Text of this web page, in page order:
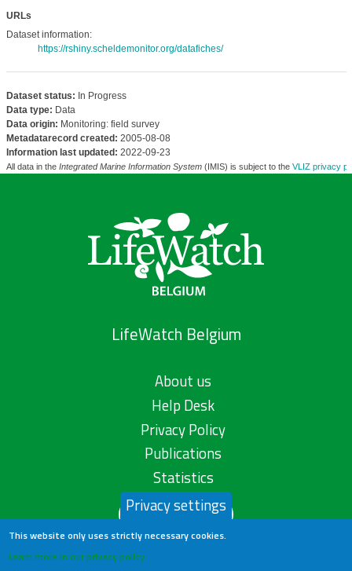
URLs
Dataset information:
https://rshiny.scheldemonitor.org/datafiches/
Dataset status: In Progress
Data type: Data
Data origin: Monitoring: field survey
Metadatarecord created: 2005-08-08
Information last updated: 2022-09-23
All data in the Integrated Marine Information System(IMIS) is subject to the VLIZ privacy
LifeWatch Belgium
About us
Help Desk
Privacy Policy
Publications
Statistics
Contact us
Privacy settings
This website only uses strictly necessary cookies.
Learn more in our privacy policy